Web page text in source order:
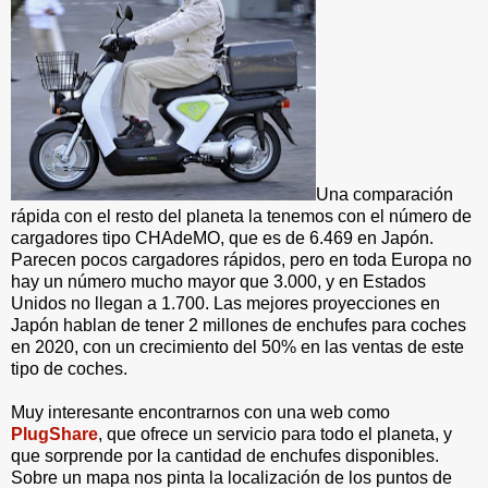
Una comparación
rápida con el resto del planeta la tenemos con el número de
cargadores tipo CHAdeMO, que es de 6.469 en Japón.
Parecen pocos cargadores rápidos, pero en toda Europa no
hay un número mucho mayor que 3.000, y en Estados
Unidos no llegan a 1.700. Las mejores proyecciones en
Japón hablan de tener 2 millones de enchufes para coches
en 2020, con un crecimiento del 50% en las ventas de este
tipo de coches.
Muy interesante encontrarnos con una web como
PlugShare, que ofrece un servicio para todo el planeta, y
que sorprende por la cantidad de enchufes disponibles.
Sobre un mapa nos pinta la localización de los puntos de